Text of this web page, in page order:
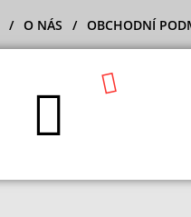
O NÁS OBCHODNÍ